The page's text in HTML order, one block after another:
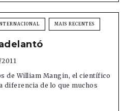
MAIS RECENTES
de William Mangin, el científico
diferencia de lo que muchos